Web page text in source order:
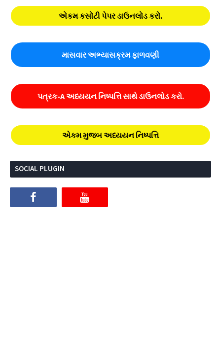
એકમ કસોટી પેપર ડાઉનલોડ કરો.
માસવાર અભ્યાસક્રમ ફાળવણી
પત્રક-A અધ્યયન નિષ્પત્તિ સાથે ડાઉનલોડ કરો.
એકમ મુજબ અધ્યયન નિષ્પત્તિ
SOCIAL PLUGIN